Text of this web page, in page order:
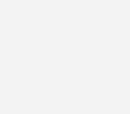
bietet, ist zentrales
Verbraucherschutzes, der
geprägte
wendet.
Politiker in Berlin; und
aus dem Schaden zu